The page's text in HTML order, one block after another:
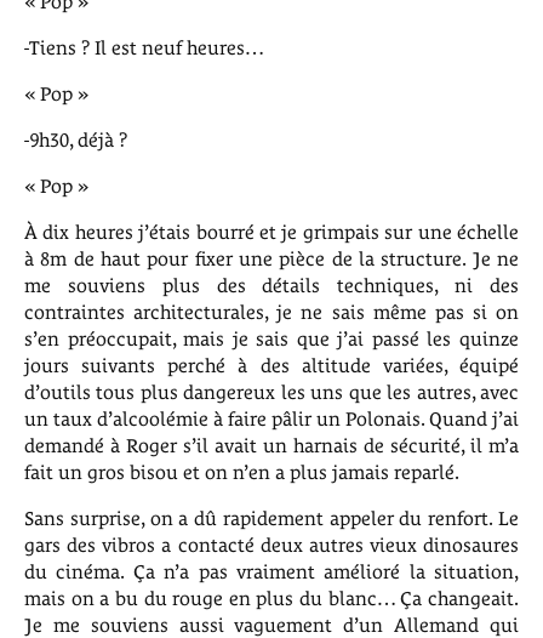
-Tiens ? Il est neuf heures…
« Pop »
-9h30, déjà ?
« Pop »
À dix heures j’étais bourré et je grimpais sur une échelle
à 8m de haut pour fixer une pièce de la structure. Je ne
me souviens plus des détails techniques, ni des
contraintes architecturales, je ne sais même pas si on
s’en préoccupait, mais je sais que j’ai passé les quinze
jours suivants perché à des altitude variées, équipé
d’outils tous plus dangereux les uns que les autres, avec
un taux d’alcoolémie à faire pâlir un Polonais. Quand j’ai
demandé à Roger s’il avait un harnais de sécurité, il m’a
fait un gros bisou et on n’en a plus jamais reparlé.
Sans surprise, on a dû rapidement appeler du renfort. Le
gars des vibros a contacté deux autres vieux dinosaures
du cinéma. Ça n’a pas vraiment amélioré la situation,
mais on a bu du rouge en plus du blanc… Ça changeait.
Je me souviens aussi vaguement d’un Allemand qui